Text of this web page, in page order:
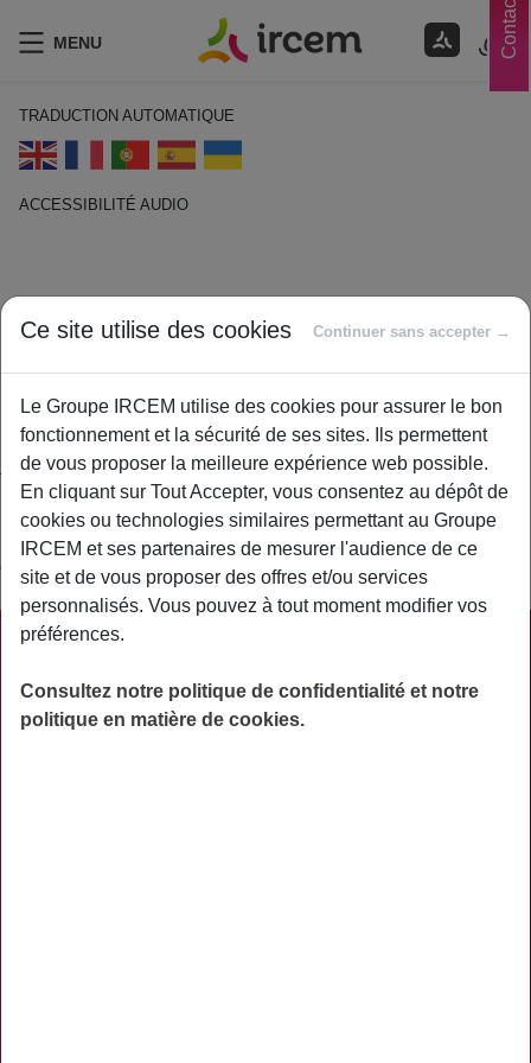
Contacts
MENU
TRADUCTION AUTOMATIQUE
ACCESSIBILITÉ AUDIO
Garantie minimale de points
1 février 2021
Byircem
Tout salarié cotisant du régime AGIRC et travaillant à temps
plein est garanti d’obtenir au moins 120 points AGIRC par an.
Pour les salariés à temps partiel, la cotisation GMP est
calculée en fonction du nombre d’heures travaillées.
ACTUALITÉS
Ce site utilise des cookies Continuer sans accepter →
Le Groupe IRCEM utilise des cookies pour assurer le bon
fonctionnement et la sécurité de ses sites. Ils permettent
de vous proposer la meilleure expérience web possible.
En cliquant sur Tout Accepter, vous consentez au dépôt de
cookies ou technologies similaires permettant au Groupe
IRCEM et ses partenaires de mesurer l'audience de ce
site et de vous proposer des offres et/ou services
personnalisés. Vous pouvez à tout moment modifier vos
préférences.
Consultez notre politique de confidentialité et notre
politique en matière de cookies.